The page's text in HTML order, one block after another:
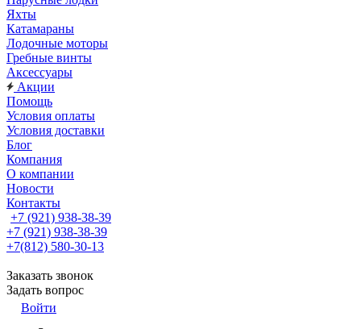
Яхты
Катамараны
Лодочные моторы
Гребные винты
Аксессуары
Акции
Помощь
Условия оплаты
Условия доставки
Блог
Компания
О компании
Новости
Контакты
+7 (921) 938-38-39
+7 (921) 938-38-39
+7(812) 580-30-13
Заказать звонок
Задать вопрос
Войти